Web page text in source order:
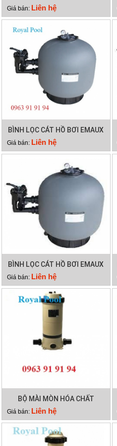
EMAUX EM0010
Giá bán: Liên hệ
BÌNH LỌC CÁT HỒ BƠI EMAUX
SP450
Giá bán: Liên hệ
BÌNH LỌC CÁT HỒ BƠI EMAUX
SP700
Giá bán: Liên hệ
BỘ MÀI MÒN HÓA CHẤT
EMAUX CLL-75
Giá bán: Liên hệ